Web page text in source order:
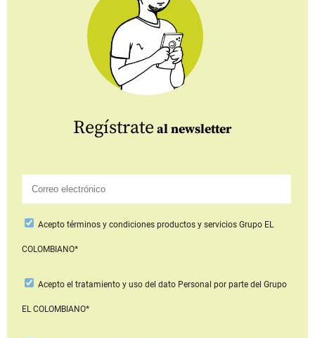
Regístrate al newsletter
Aceptotérminos y condiciones productos y serviciosGrupo EL
COLOMBIANO*
Acepto el tratamiento y uso del dato Personal por parte del Grupo
EL COLOMBIANO*